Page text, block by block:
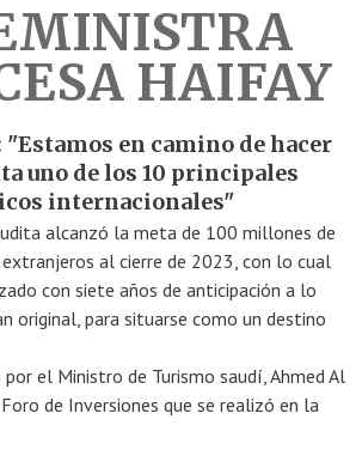
HAIFAY
"Estamos en camino de hacer
uno de los 10 principales
internacionales"
alcanzó la meta de 100 millones de
al cierre de 2023, con lo cual
con siete años de anticipación a lo
original, para situarse como un destino
el Ministro de Turismo saudí, Ahmed Al
de Inversiones que se realizó en la